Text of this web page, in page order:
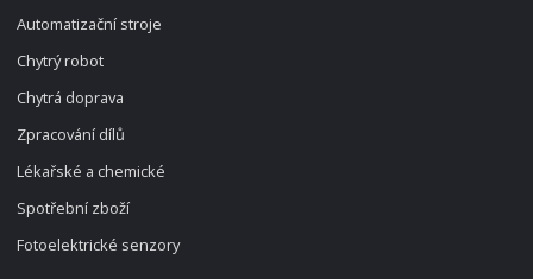
Automatizační stroje
Chytrý robot
Chytrá doprava
Zpracování dílů
Lékařské a chemické
Spotřební zboží
Fotoelektrické senzory